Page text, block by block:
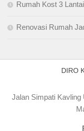
Rumah Kost 3
Renovasi Rumah
DIRO
Jalan Simpati Kavling